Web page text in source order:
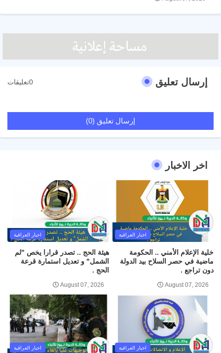
إرسال تعليق 0تعليقات
إرسال تعليق (0)
اخر الاخبار
اخبار العراقية
خلية الإعلام الأمني .. الحكومة
ماضية في حصر السلاح بيد الدولة
دون تراجع .
August 07, 2026
اخبار العراقية
هيئة الحج .. تصدر قرارا يخص "لم
الشمل" و تعديل استمارة قرعة
الحج .
August 07, 2026
اخبار العراقية اخبار العراقية